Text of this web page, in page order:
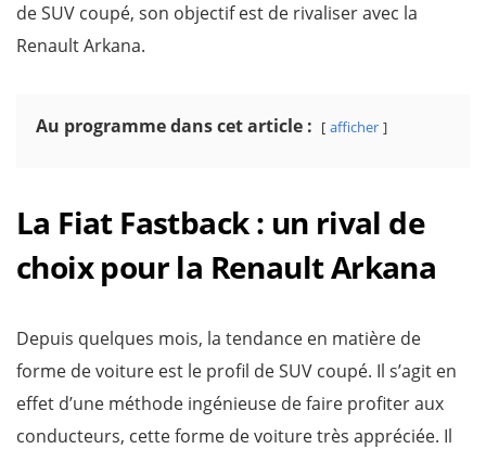
de SUV coupé, son objectif est de rivaliser avec la
Renault Arkana.
Au programme dans cet article : afficher
La Fiat Fastback : un rival de
choix pour la Renault Arkana
Depuis quelques mois, la tendance en matière de
forme de voiture est le profil de SUV coupé. Il s’agit en
effet d’une méthode ingénieuse de faire profiter aux
conducteurs, cette forme de voiture très appréciée. Il